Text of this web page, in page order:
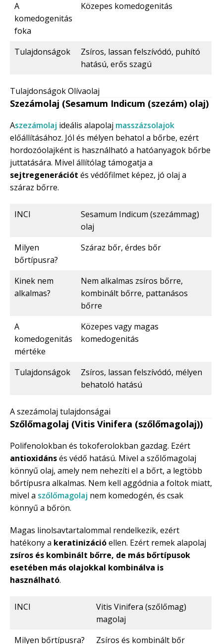
A
komedogenitás
foka
Közepes komedogenitás
Tulajdonságok
Zsíros, lassan felszívódó, puhító
hatású, erős szagú
Tulajdonságok Olívaolaj
Szezámolaj (Sesamum Indicum (szezám) olaj)
Aszezámolaj ideális alapolaj masszázsolajok
előállításához. Jól és mélyen behatol a bőrbe, ezért
hordozóolajként is használható a hatóanyagok bőrbe
juttatására. Mivel állítólag támogatja a
sejtregenerációt és védőfilmet képez, jó olaj a
száraz bőrre.
INCI
Sesamum Indicum (szezámmag)
olaj
Milyen
bőrtípusra?
Száraz bőr, érdes bőr
Kinek nem
alkalmas?
Nem alkalmas zsíros bőrre,
kombinált bőrre, pattanásos
bőrre
A
komedogenitás
mértéke
Közepes vagy magas
komedogenitás
Tulajdonságok
Zsíros, lassan felszívódó, mélyen
behatoló hatású
A szezámolaj tulajdonságai
Szőlőmagolaj (Vitis Vinifera (szőlőmagolaj))
Polifenolokban és tokoferolokban gazdag. Ezért
antioxidánsés védő hatású. Mivel a szőlőmagolaj
könnyű olaj, amely nem nehezíti el a bőrt, a legtöbb
bőrtípusra alkalmas. Nem kell aggódnia a foltok miatt,
mivel a szőlőmagolaj nem komedogén, és csak
könnyű a bőrön.
Magas linolsavtartalommal rendelkezik, ezért
hatékony a keratinizációellen. Ezért remek alapolaj
zsíros és kombinált bőrre, de más bőrtípusok
esetében más olajokkal kombinálva is
használható.
INCI
Vitis Vinifera (szőlőmag)
magolaj
Milyen bőrtípusra?
Zsíros és kombinált bőr